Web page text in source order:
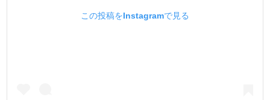
この投稿をInstagramで見る